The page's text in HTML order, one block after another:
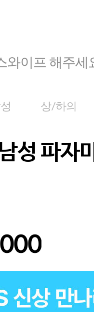
와이프 해주세
상/하의
성 파자
/ 구매금액 제